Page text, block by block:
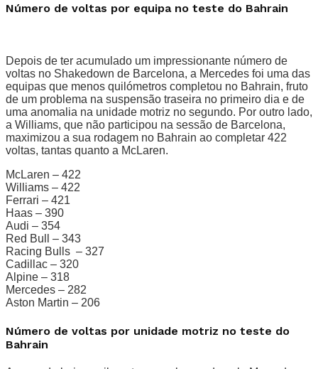
Número de voltas por equipa no teste do Bahrain
Depois de ter acumulado um impressionante número de
voltas no Shakedown de Barcelona, a Mercedes foi uma das
equipas que menos quilómetros completou no Bahrain, fruto
de um problema na suspensão traseira no primeiro dia e de
uma anomalia na unidade motriz no segundo. Por outro lado,
a Williams, que não participou na sessão de Barcelona,
maximizou a sua rodagem no Bahrain ao completar 422
voltas, tantas quanto a McLaren.
McLaren – 422
Williams – 422
Ferrari – 421
Haas – 390
Audi – 354
Red Bull – 343
Racing Bulls – 327
Cadillac – 320
Alpine – 318
Mercedes – 282
Aston Martin – 206
Número de voltas por unidade motriz no teste do
Bahrain